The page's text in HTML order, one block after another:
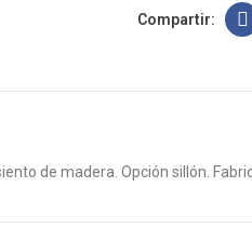
de madera. Opción sillón.